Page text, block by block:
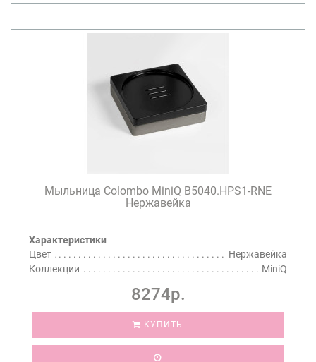
Мыльница Colombo MiniQ B5040.HPS1-RNE
Нержавейка
Характеристики
Цвет
Нержавейка
Коллекции
MiniQ
8274р.
КУПИТЬ